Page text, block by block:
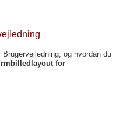
og hvordan du
for